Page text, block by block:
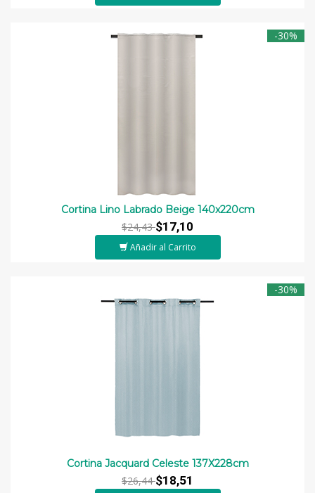
-30%
Cortina Lino Labrado Beige 140x220cm
$24,43$17,10
Añadir al Carrito
-30%
Cortina Jacquard Celeste 137X228cm
$26,44$18,51